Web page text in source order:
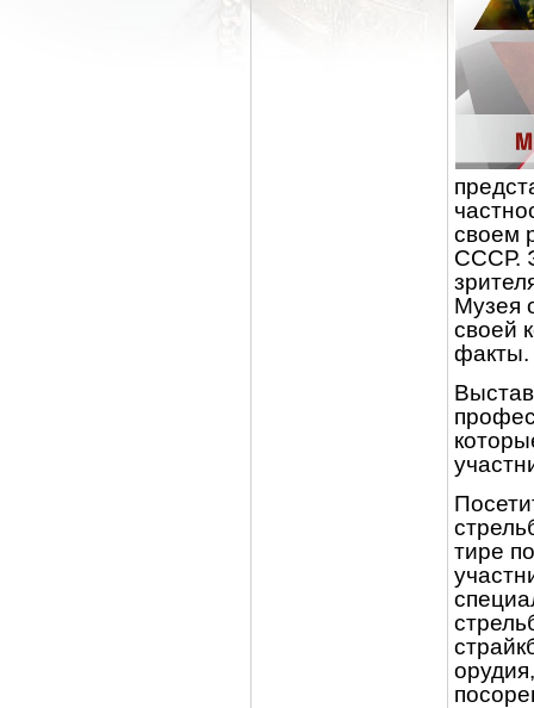
своем
СССР.
Музея
своей
факты.
тире